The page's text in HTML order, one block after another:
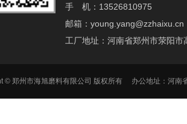
手 机：13526810975
邮箱：young.yang@zzhaixu.cn
工厂地址：河南省郑州市荥阳市
© 郑州市海旭磨料有限公司 版权所有 办公地址：河